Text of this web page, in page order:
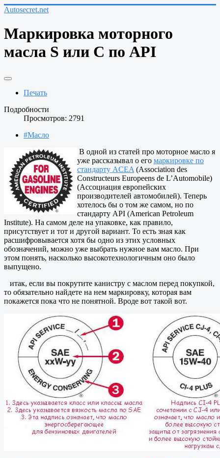
Autosecret.net
Маркировка моторного
масла S или С по API
Печать
Подробности
Просмотров: 2791
#Масло
В одной из статей про моторное масло я
уже рассказывал о его маркировке по
стандарту ACEA (Association des
Constructeurs Europeens de L’Automobile)
(Ассоциация европейских
производителей автомобилей). Теперь
хотелось бы о том же самом, но по
стандарту API (American Petroleum
Institute). На самом деле на упаковке, как правило,
присутствует и тот и другой вариант. То есть зная как
расшифровывается хотя бы одно из этих условных
обозначений, можно уже выбрать нужное вам масло. При
этом понять, насколько высокотехнологичным оно было
выпущено.
итак, если вы покрутите канистру с маслом перед покупкой,
то обязательно найдете на нем маркировку, которая вам
покажется пока что не понятной. Вроде вот такой вот.